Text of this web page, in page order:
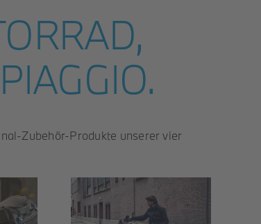
Zubehör-Produkte unserer vier